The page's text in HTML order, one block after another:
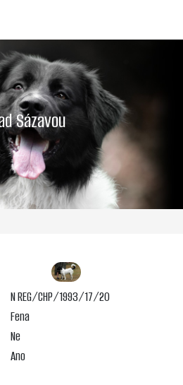
Sázavou
N REG/CHP/1993/17/20
Fena
Ne
Ano